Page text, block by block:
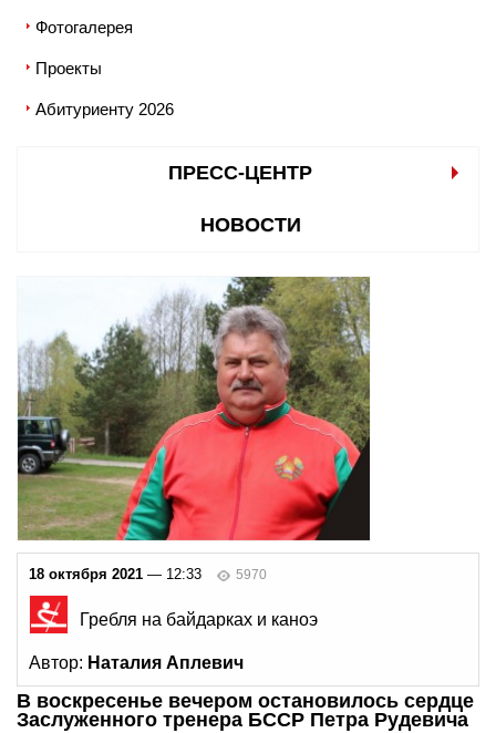
Фотогалерея
Проекты
Абитуриенту 2026
ПРЕСС-ЦЕНТР
НОВОСТИ
18 октября 2021 — 12:33 5970
Гребля на байдарках и каноэ
Автор: Наталия Аплевич
В воскресенье вечером остановилось сердце
Заслуженного тренера БССР Петра Рудевича